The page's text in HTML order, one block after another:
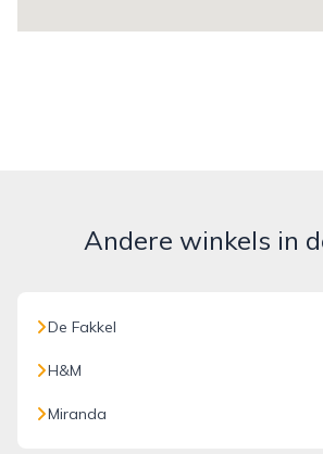
Andere winkels in
De Fakkel
H&M
Miranda